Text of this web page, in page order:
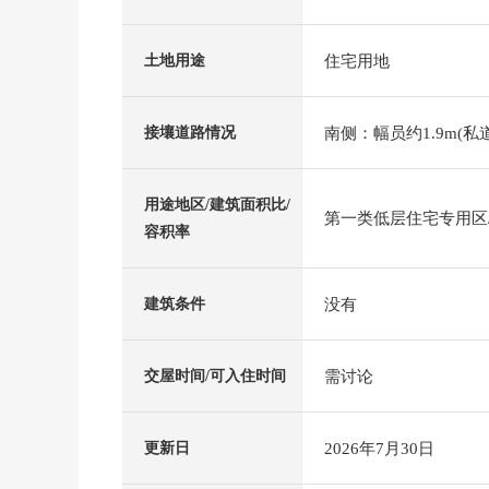
土地用途 住宅用地
接壤道路情况 南侧：幅员约1.9m(私
用途地区/建筑面积比/
容积率
第一类低层住宅专用
建筑条件 没有
交屋时间/可入住时间 需讨论
更新日 2026年7月30日